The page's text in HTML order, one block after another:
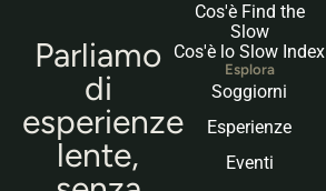
Parliamo
di
esperienze
lente,
Cos'è Find the
Slow
Cos'è lo Slow Index
Esplora
Soggiorni
Esperienze
Eventi